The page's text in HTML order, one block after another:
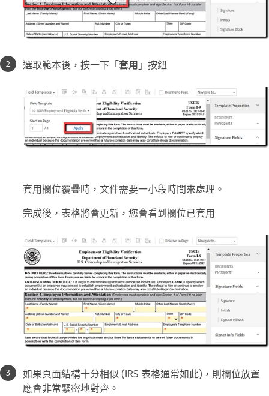
選取範本後，按一下「套用 」按鈕
套用欄位覆疊時，文件需要一小段時間來處理。
完成後，表格將會更新，您會看到欄位已套用
如果頁面結構十分相似 (IRS 表格通常如此)，則欄位放置
應會非常緊密地對齊。